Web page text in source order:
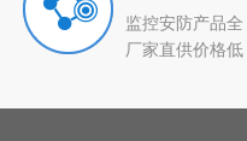
监控安防产品全
厂家直供价格低